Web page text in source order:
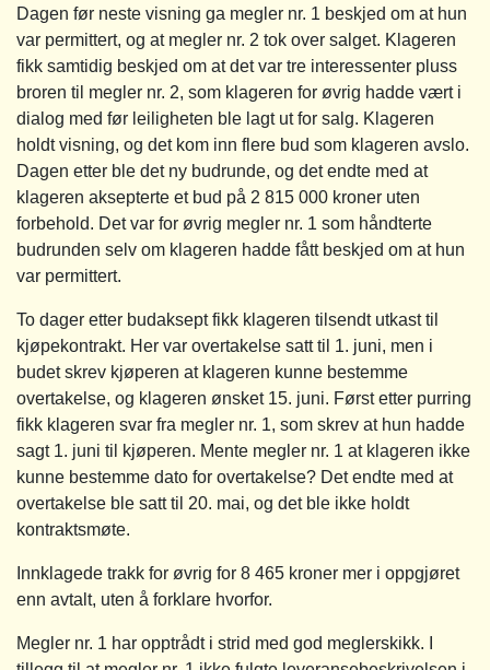
Dagen før neste visning ga megler nr. 1 beskjed om at hun
var permittert, og at megler nr. 2 tok over salget. Klageren
fikk samtidig beskjed om at det var tre interessenter pluss
broren til megler nr. 2, som klageren for øvrig hadde vært i
dialog med før leiligheten ble lagt ut for salg. Klageren
holdt visning, og det kom inn flere bud som klageren avslo.
Dagen etter ble det ny budrunde, og det endte med at
klageren aksepterte et bud på 2 815 000 kroner uten
forbehold. Det var for øvrig megler nr. 1 som håndterte
budrunden selv om klageren hadde fått beskjed om at hun
var permittert.
To dager etter budaksept fikk klageren tilsendt utkast til
kjøpekontrakt. Her var overtakelse satt til 1. juni, men i
budet skrev kjøperen at klageren kunne bestemme
overtakelse, og klageren ønsket 15. juni. Først etter purring
fikk klageren svar fra megler nr. 1, som skrev at hun hadde
sagt 1. juni til kjøperen. Mente megler nr. 1 at klageren ikke
kunne bestemme dato for overtakelse? Det endte med at
overtakelse ble satt til 20. mai, og det ble ikke holdt
kontraktsmøte.
Innklagede trakk for øvrig for 8 465 kroner mer i oppgjøret
enn avtalt, uten å forklare hvorfor.
Megler nr. 1 har opptrådt i strid med god meglerskikk. I